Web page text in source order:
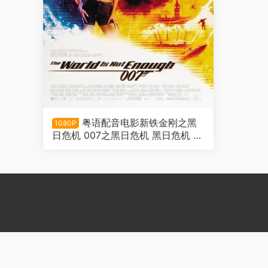
1080P
粤语配音电影新铁金刚之黑
日危机 007之黑日危机 黑日危机 Th